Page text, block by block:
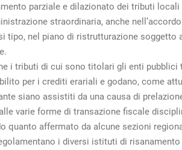
parziale e dilazionato dei tributi
straordinaria, anche
tipo, nel piano di ristrutturazione
i tributi di cui sono titolari gli enti
per i crediti erariali e godano, come
siano assistiti da una causa di
varie forme di transazione fiscale
quanto affermato da alcune sezioni
i diversi istituti di